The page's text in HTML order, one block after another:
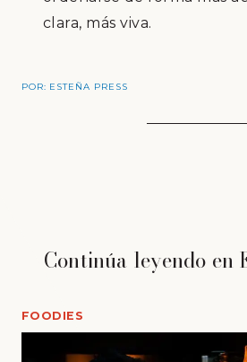
clara, más viva.
POR: ESTEÑA PRESS
Continúa leyendo en
FOODIES